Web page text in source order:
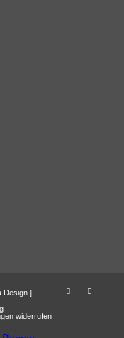
Design]
widerrufen